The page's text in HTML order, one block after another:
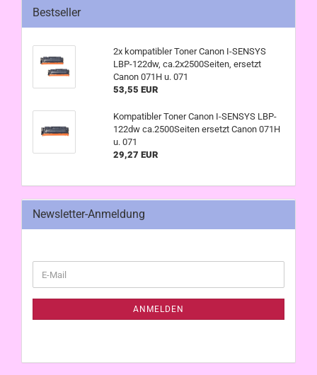
Bestseller
2x kompatibler Toner Canon I-SENSYS
LBP-122dw, ca.2x2500Seiten, ersetzt
Canon 071H u. 071
53,55 EUR
Kompatibler Toner Canon I-SENSYS LBP-
122dw ca.2500Seiten ersetzt Canon 071H
u. 071
29,27 EUR
Newsletter-Anmeldung
ZUR
E-
Mail
ANMELDEN